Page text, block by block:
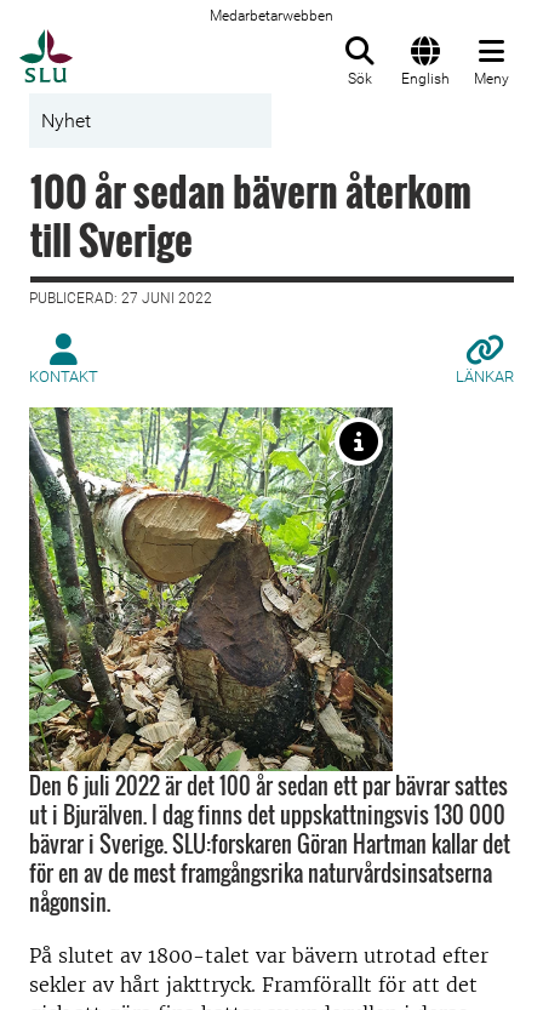
Medarbetarwebben
Sök English Meny
Nyhet
100 år sedan bävern återkom
till Sverige
PUBLICERAD: 27 JUNI 2022
KONTAKT LÄNKAR
Den 6 juli 2022 är det 100 år sedan ett par bävrar sattes
ut i Bjurälven. I dag finns det uppskattningsvis 130 000
bävrar i Sverige. SLU:forskaren Göran Hartman kallar det
för en av de mest framgångsrika naturvårdsinsatserna
någonsin.
På slutet av 1800-talet var bävern utrotad efter
sekler av hårt jakttryck. Framförallt för att det